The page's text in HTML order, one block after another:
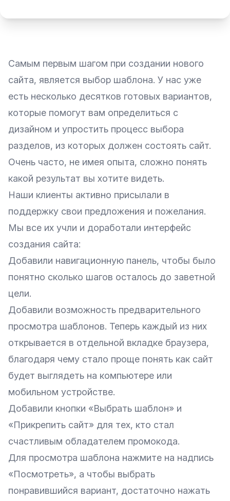
Самым первым шагом при создании нового
сайта, является выбор шаблона. У нас уже
есть несколько десятков готовых вариантов,
которые помогут вам определиться с
дизайном и упростить процесс выбора
разделов, из которых должен состоять сайт.
Очень часто, не имея опыта, сложно понять
какой результат вы хотите видеть.
Наши клиенты активно присылали в
поддержку свои предложения и пожелания.
Мы все их учли и доработали интерфейс
создания сайта:
Добавили навигационную панель, чтобы было
понятно сколько шагов осталось до заветной
цели.
Добавили возможность предварительного
просмотра шаблонов. Теперь каждый из них
открывается в отдельной вкладке браузера,
благодаря чему стало проще понять как сайт
будет выглядеть на компьютере или
мобильном устройстве.
Добавили кнопки «Выбрать шаблон» и
«Прикрепить сайт» для тех, кто стал
счастливым обладателем промокода.
Для просмотра шаблона нажмите на надпись
«Посмотреть», а чтобы выбрать
понравившийся вариант, достаточно нажать